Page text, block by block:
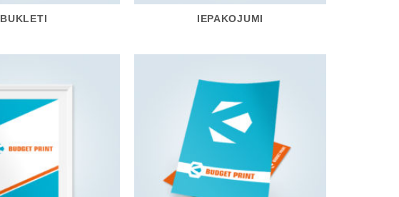
BUKLETI IEPAKOJUMI